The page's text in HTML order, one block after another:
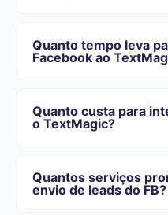
TextMagic
Ative a atualização
Quanto tempo leva
Facebook ao
de 5 a 30 minutos. Em
10 a 15 minutos.
Quanto custa para
o TextMagic?
conjunto de recursos que
necessidades. Além
Quantos serviços
envio de leads do FB?